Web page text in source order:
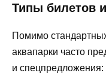
Типы билетов
Помимо
аквапарки часто
и спецпредложения: